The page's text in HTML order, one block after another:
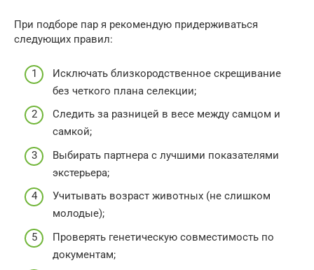
При подборе пар я рекомендую придерживаться
следующих правил:
Исключать близкородственное скрещивание
без четкого плана селекции;
Следить за разницей в весе между самцом и
самкой;
Выбирать партнера с лучшими показателями
экстерьера;
Учитывать возраст животных (не слишком
молодые);
Проверять генетическую совместимость по
документам;